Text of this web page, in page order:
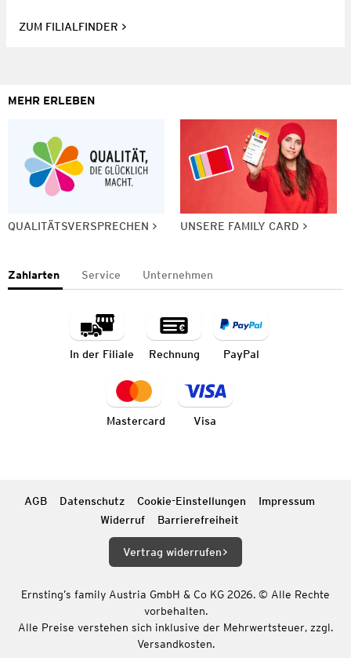
ZUM FILIALFINDER
MEHR ERLEBEN
QUALITÄTSVERSPRECHEN UNSERE FAMILY CARD
Zahlarten Service Unternehmen
In der Filiale Rechnung PayPal
Mastercard Visa
AGB Datenschutz Cookie-Einstellungen
Impressum
Widerruf
Barrierefreiheit
Vertrag widerrufen
Ernsting’s family Austria GmbH & Co KG 2026. © Alle Rechte
vorbehalten.
Alle Preise verstehen sich inklusive der Mehrwertsteuer, zzgl.
Versandkosten.